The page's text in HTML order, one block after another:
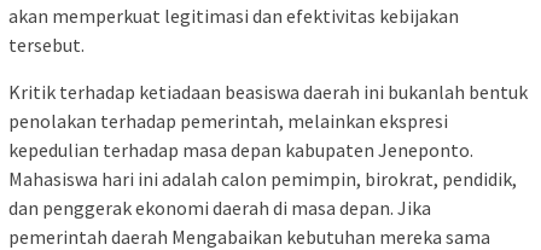
akan memperkuat legitimasi dan efektivitas kebijakan
tersebut.
Kritik terhadap ketiadaan beasiswa daerah ini bukanlah bentuk
penolakan terhadap pemerintah, melainkan ekspresi
kepedulian terhadap masa depan kabupaten Jeneponto.
Mahasiswa hari ini adalah calon pemimpin, birokrat, pendidik,
dan penggerak ekonomi daerah di masa depan. Jika
pemerintah daerah Mengabaikan kebutuhan mereka sama